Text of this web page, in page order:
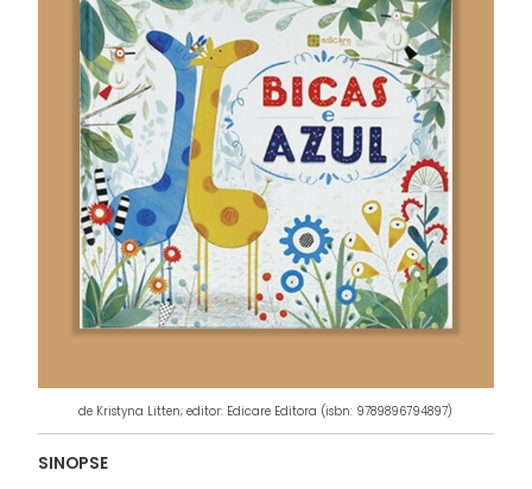
de Kristyna Litten; editor: Edicare Editora (isbn: 9789896794897)
SINOPSE